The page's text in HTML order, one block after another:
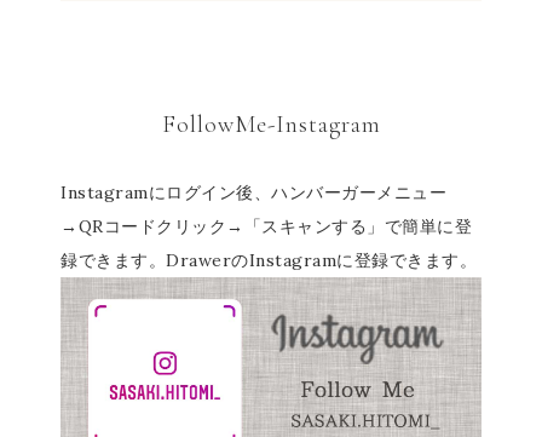
FollowMe-Instagram
Instagramにログイン後、ハンバーガーメニュー
→QRコードクリック→「スキャンする」で簡単に登
録できます。DrawerのInstagramに登録できます。